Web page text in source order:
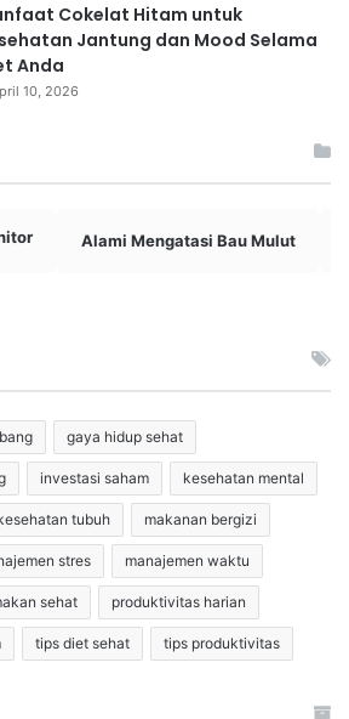
Cokelat Hitam untuk
Jantung dan Mood Selama
Anda
10, 2026
Alami Mengatasi Bau Mulut
gaya hidup sehat
investasi saham kesehatan mental
tubuh makanan bergizi
stres manajemen waktu
sehat produktivitas harian
tips diet sehat tips produktivitas